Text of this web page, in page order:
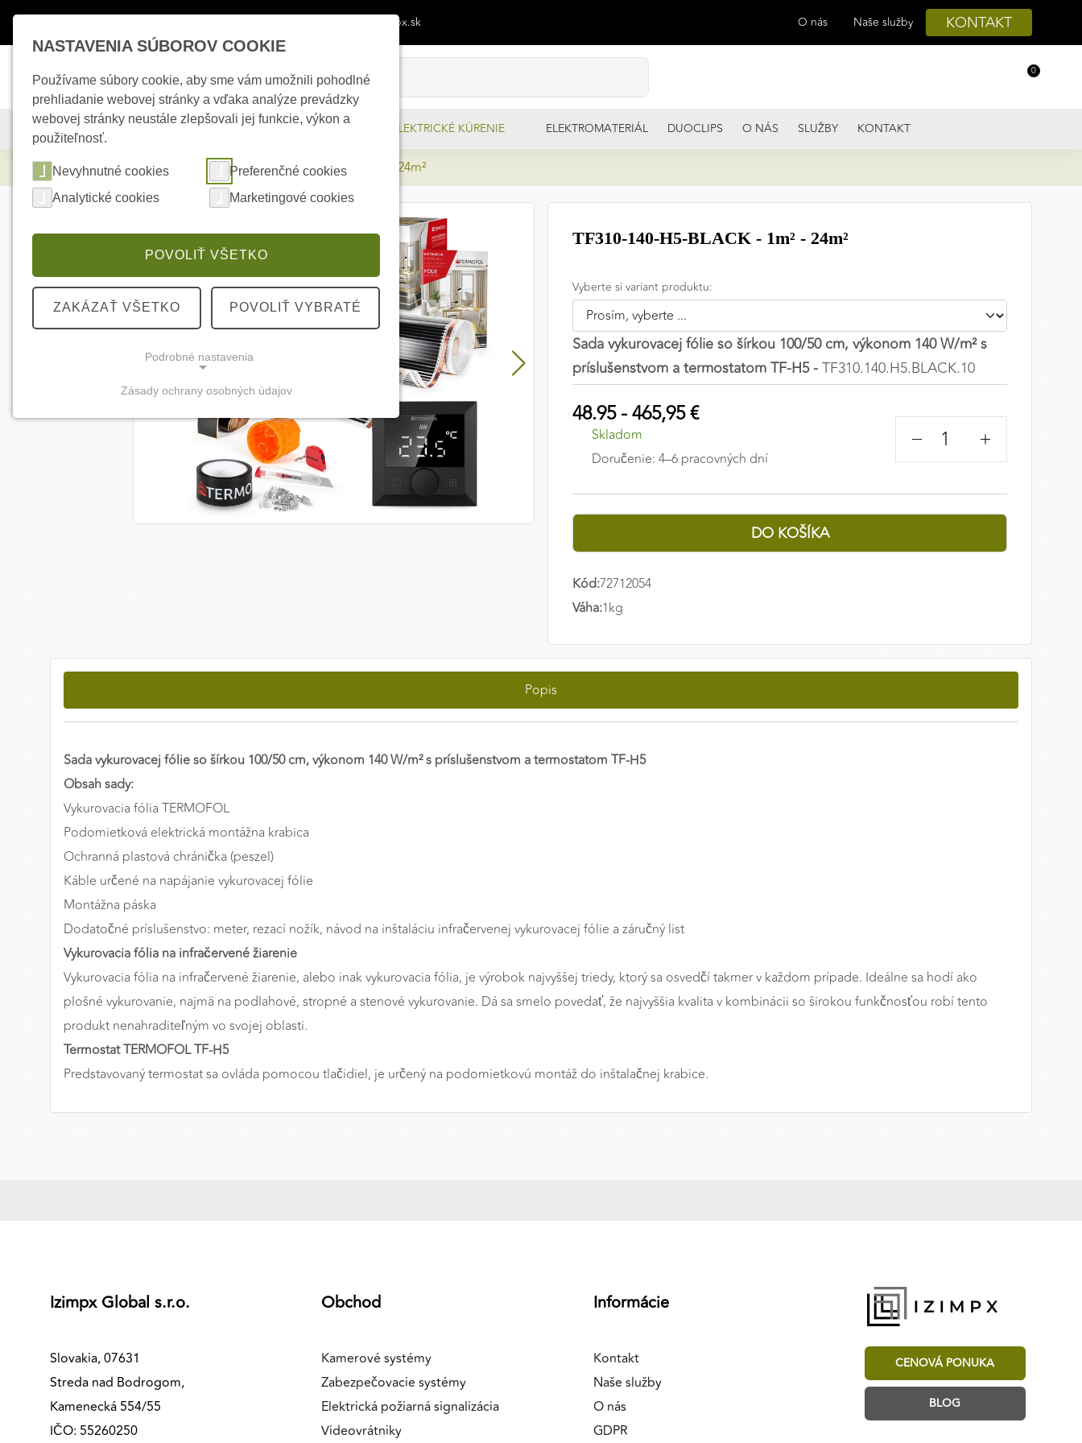
eshop@izimpx.sk O nás Naše služby KONTAKT
0
KAMEROVÉ SYSTÉMY ZABEZPEČOVACIE SYSTÉMY ELEKTRICKÉ KÚRENIE ELEKTROMATERIÁL DUOCLIPS O NÁS SLUŽBY KONTAKT
Elektrické kúrenie TF310-140-H5-BLACK - 1m² - 24m²
TF310-140-H5-BLACK - 1m² - 24m²
Vyberte si variant produktu:
Sada vykurovacej fólie so šírkou 100/50 cm, výkonom 140 W/m² s
príslušenstvom a termostatom TF-H5 -TF310.140.H5.BLACK.10
48.95 - 465,95 €
Skladom
Doručenie: 4–6 pracovných dní
− +
Kód:72712054
Váha:1kg
Popis
Sada vykurovacej fólie so šírkou 100/50 cm, výkonom 140 W/m² s príslušenstvom a termostatom TF-H5
Obsah sady:
Vykurovacia fólia TERMOFOL
Podomietková elektrická montážna krabica
Ochranná plastová chránička (peszel)
Káble určené na napájanie vykurovacej fólie
Montážna páska
Dodatočné príslušenstvo: meter, rezací nožík, návod na inštaláciu infračervenej vykurovacej fólie a záručný list
Vykurovacia fólia na infračervené žiarenie
Vykurovacia fólia na infračervené žiarenie, alebo inak vykurovacia fólia, je výrobok najvyššej triedy, ktorý sa osvedčí takmer v každom prípade. Ideálne sa hodí ako
plošné vykurovanie, najmä na podlahové, stropné a stenové vykurovanie. Dá sa smelo povedať, že najvyššia kvalita v kombinácii so širokou funkčnosťou robí tento
produkt nenahraditeľným vo svojej oblasti.
Termostat TERMOFOL TF-H5
Predstavovaný termostat sa ovláda pomocou tlačidiel, je určený na podomietkovú montáž do inštalačnej krabice.
Izimpx Global s.r.o.
Slovakia, 07631
Streda nad Bodrogom,
Kamenecká 554/55
IČO: 55260250
Obchod
Kamerové systémy
Zabezpečovacie systémy
Elektrická požiarná signalizácia
Videovrátniky
Informácie
Kontakt
Naše služby
O nás
GDPR
CENOVÁ PONUKA
BLOG
NASTAVENIA SÚBOROV COOKIE
Používame súbory cookie, aby sme vám umožnili pohodlné
prehliadanie webovej stránky a vďaka analýze prevádzky
webovej stránky neustále zlepšovali jej funkcie, výkon a
použiteľnosť.
Nevyhnutné cookies
Preferenčné cookies
Analytické cookies
Marketingové cookies
POVOLIŤ VŠETKO
ZAKÁZAŤ VŠETKO POVOLIŤ VYBRATÉ
Podrobné nastavenia
(vždy aktívne, nemožno vypnúť)
Tieto cookies sú potrebné na správne fungovanie
webovej stránky a bez nich by nebolo možné
zabezpečiť jej plnú funkčnosť.
pohodlnejšie používanie webovej stránky.
ANALYTICKÉ COOKIES
Analytické cookies nám umožňujú meranie výkonu
nášho webu. Ich pomocou určujeme počet návštev a
zdroje návštev našich webových stránok. Dáta získané
súhrnne, bez použitia identifikátorov, ktoré ukazujú na
konkrétnych používateľov nášho webu. Vďaka týmto
cookies môžeme optimalizovať výkon a funkčnosť
našich stránok.
Google Analytics
Poskytovateľ: Google
MARKETINGOVÉ COOKIES
Zásady ochrany osobných údajov